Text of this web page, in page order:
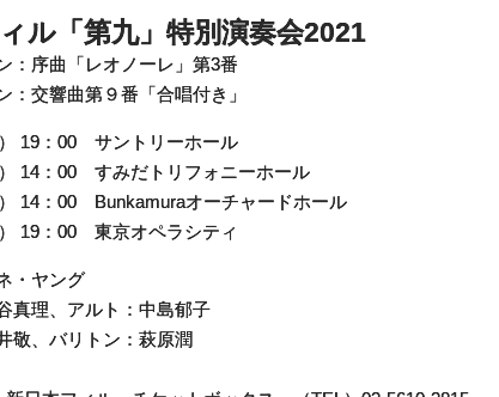
ル「第九」特別演奏会2021
：序曲「レオノーレ」第3番
：交響曲第９番「合唱付き」
19：00 サントリーホール
14：00 すみだトリフォニーホール
14：00 Bunkamuraオーチャードホール
19：00 東京オペラシティ
・ヤング
真理、アルト：中島郁子
敬、バリトン：萩原潤